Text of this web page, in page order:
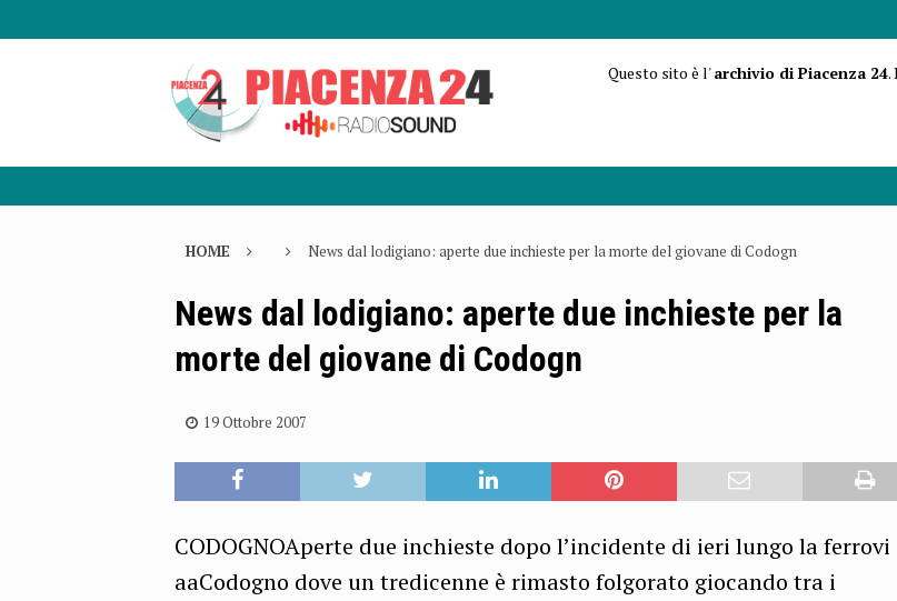
Questo sito è l'archivio di Piacenza 24.
HOME News dal lodigiano: aperte due inchieste per la morte del giovane di Codogn
News dal lodigiano: aperte due inchieste per la
morte del giovane di Codogn
19 Ottobre 2007
CODOGNOAperte due inchieste dopo l’incidente di ieri lungo la ferrovi
aaCodogno dove un tredicenne è rimasto folgorato giocando tra i